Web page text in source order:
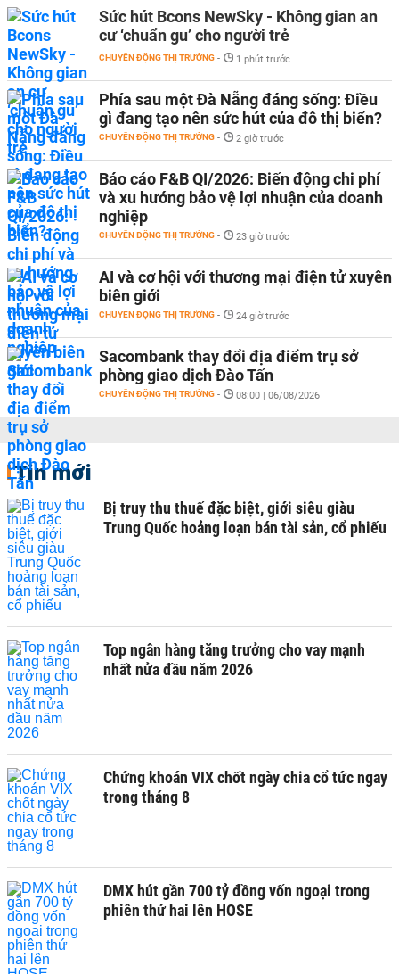
Sức hút Bcons NewSky - Không gian an
cư ‘chuẩn gu’ cho người trẻ
CHUYỂN ĐỘNG THỊ TRƯỜNG - 1 phút trước
Phía sau một Đà Nẵng đáng sống: Điều
gì đang tạo nên sức hút của đô thị biển?
CHUYỂN ĐỘNG THỊ TRƯỜNG - 2 giờ trước
Báo cáo F&B QI/2026: Biến động chi phí
và xu hướng bảo vệ lợi nhuận của doanh
nghiệp
CHUYỂN ĐỘNG THỊ TRƯỜNG - 23 giờ trước
AI và cơ hội với thương mại điện tử xuyên
biên giới
CHUYỂN ĐỘNG THỊ TRƯỜNG - 24 giờ trước
Sacombank thay đổi địa điểm trụ sở
phòng giao dịch Đào Tấn
CHUYỂN ĐỘNG THỊ TRƯỜNG - 08:00 | 06/08/2026
Tin mới
Bị truy thu thuế đặc biệt, giới siêu giàu
Trung Quốc hoảng loạn bán tài sản, cổ phiếu
Top ngân hàng tăng trưởng cho vay mạnh
nhất nửa đầu năm 2026
Chứng khoán VIX chốt ngày chia cổ tức ngay
trong tháng 8
DMX hút gần 700 tỷ đồng vốn ngoại trong
phiên thứ hai lên HOSE